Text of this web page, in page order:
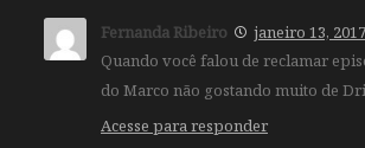
Fernanda Ribeiro
janeiro 13,
Quando você falou de reclamar
do Marco não gostando muito de
Acesse para responder